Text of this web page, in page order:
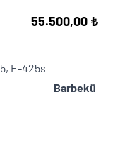
55.500,00 ₺
E-425s
Barbekü